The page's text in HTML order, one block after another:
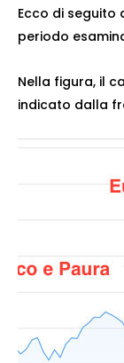
Ecco di seguito
periodo
Nella figura, il
indicato dalla